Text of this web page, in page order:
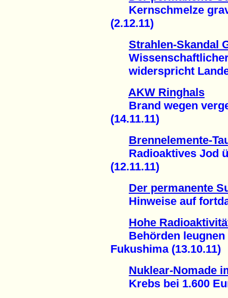
Kernschmelze
(2.12.11)
Strahlen-Skandal
Wissenschaftlicher
widerspricht
AKW Ringhals
Brand wegen
(14.11.11)
Brennelemente-
Radioaktives Jod
(12.11.11)
Der permanente
Hinweise auf
Hohe
Behörden leugnen
Fukushima (13.10.11)
Nuklear-Nomade
Krebs bei 1.600